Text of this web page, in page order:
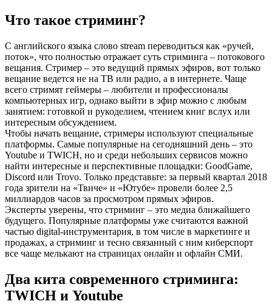
Что такое стриминг?
С английского языка слово stream переводиться как «ручей,
поток», что полностью отражает суть стриминга – потокового
вещания. Стример – это ведущий прямых эфиров, вот только
вещание ведется не на ТВ или радио, а в интернете. Чаще
всего стримят геймеры – любители и профессионалы
компьютерных игр, однако выйти в эфир можно с любым
занятием: готовкой и рукоделием, чтением книг вслух или
интересным обсуждением.
Чтобы начать вещание, стримеры используют специальные
платформы. Самые популярные на сегодняшний день – это
Youtube и TWICH, но и среди небольших сервисов можно
найти интересные и перспективные площадки: GoodGame,
Discord или Trovo. Только представьте: за первый квартал 2018
года зрители на «Твиче» и «Ютубе» провели более 2,5
миллиардов часов за просмотром прямых эфиров.
Эксперты уверены, что стриминг – это медиа ближайшего
будущего. Популярные платформы уже считаются важной
частью digital-инструментария, в том числе в маркетинге и
продажах, а стриминг и тесно связанный с ним киберспорт
все чаще мелькают на страницах онлайн и офлайн СМИ.
Два кита современного стриминга:
TWICH и Youtube